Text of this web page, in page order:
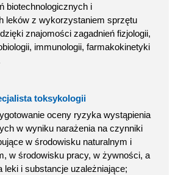
biotechnologicznych i
leków z wykorzystaniem sprzętu
znajomości zagadnień fizjologii,
immunologii, farmakokinetyki
toksykologii
oceny ryzyka wystąpienia
w wyniku narażenia na czynniki
w środowisku naturalnym i
w środowisku pracy, w żywności, a
leki i substancje uzależniające;